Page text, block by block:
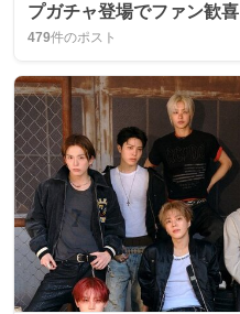
プガチャ登場でファン歓喜
479件のポスト